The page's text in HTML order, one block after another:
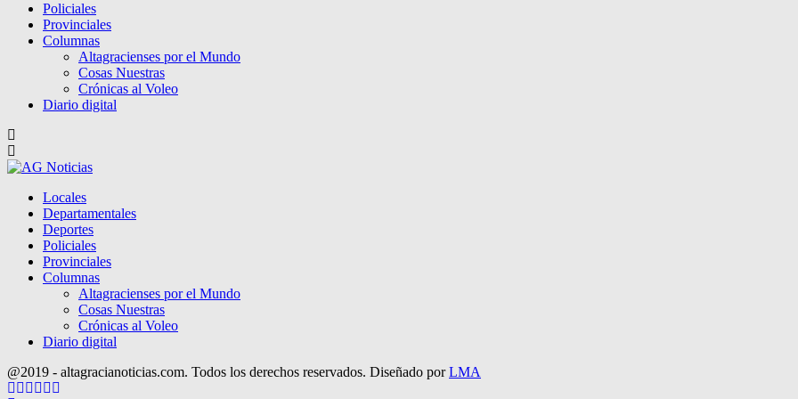
Policiales
Provinciales
Columnas
Altagracienses por el Mundo
Cosas Nuestras
Crónicas al Voleo
Diario digital
Locales
Departamentales
Deportes
Policiales
Provinciales
Columnas
Altagracienses por el Mundo
Cosas Nuestras
Crónicas al Voleo
Diario digital
@2019 - altagracianoticias.com. Todos los derechos reservados. Diseñado porLMA
Facebook
Twitter
Instagram
Pinterest
Google